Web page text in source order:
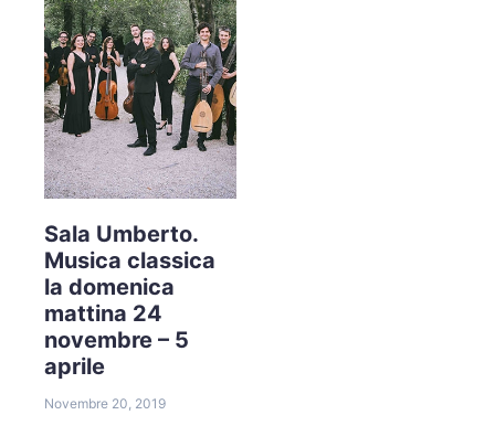
Sala Umberto.
Musica classica
la domenica
mattina 24
novembre – 5
aprile
Novembre 20, 2019